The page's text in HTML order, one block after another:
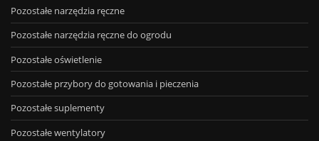
Pozostałe narzędzia ręczne
Pozostałe narzędzia ręczne do ogrodu
Pozostałe oświetlenie
Pozostałe przybory do gotowania i pieczenia
Pozostałe suplementy
Pozostałe wentylatory